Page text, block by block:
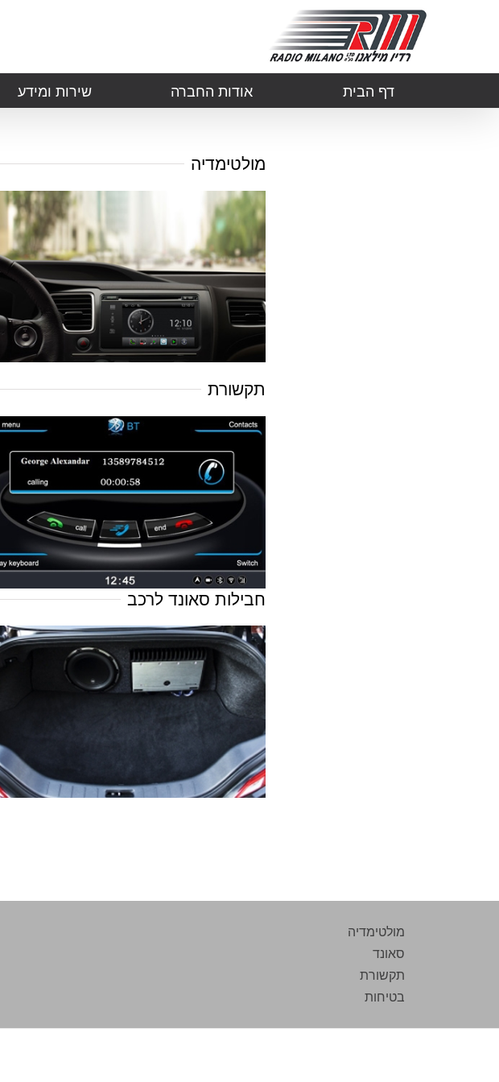
דף הבית אודות החברה שירות ומידע
מולטימדיה
תקשורת
חבילות סאונד לרכב
מולטימדיה
סאונד
תקשורת
בטיחות